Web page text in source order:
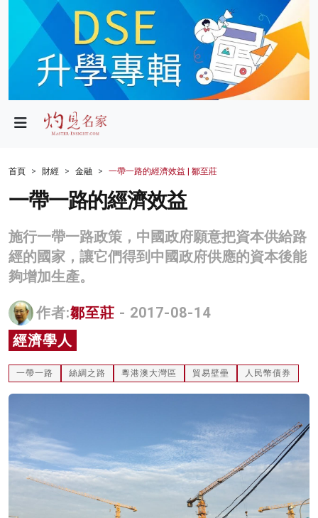
政局
財經
生活
商業
科技
影片
名家榜
灼見活動
關於我們
首頁 財經 金融 一帶一路的經濟效益 | 鄒至莊
一帶一路的經濟效益
施行一帶一路政策，中國政府願意把資本供給路
經的國家，讓它們得到中國政府供應的資本後能
夠增加生產。
作者:鄒至莊 - 2017-08-14
經濟學人
一帶一路 絲綢之路 粵港澳大灣區 貿易壁壘 人民幣債券